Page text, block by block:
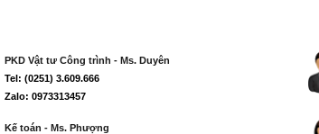
PKD Vật tư Công trình - Ms. Duyên
Tel: (0251) 3.609.666
Zalo: 0973313457
Kế toán - Ms. Phượng